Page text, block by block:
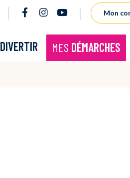
Lien vers le compte Facebook
Lien vers le compte
Lien vers la chaîne
Mon
DIVERTIR MES DÉMARCHES